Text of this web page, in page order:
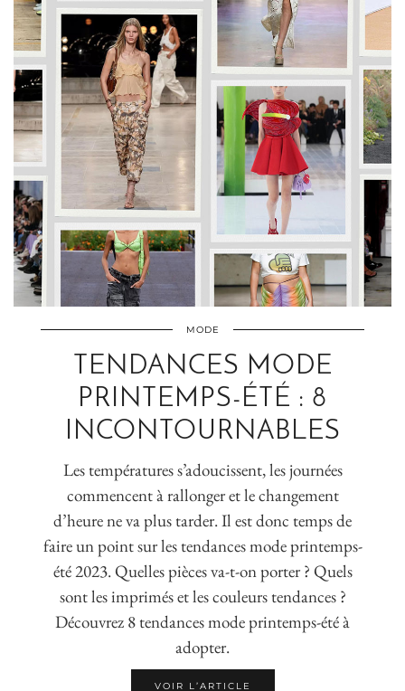
MODE
TENDANCES MODE
PRINTEMPS-ÉTÉ : 8
INCONTOURNABLES
Les températures s’adoucissent, les journées
commencent à rallonger et le changement
d’heure ne va plus tarder. Il est donc temps de
faire un point sur les tendances mode printemps-
été 2023. Quelles pièces va-t-on porter ? Quels
sont les imprimés et les couleurs tendances ?
Découvrez 8 tendances mode printemps-été à
adopter.
VOIR L’ARTICLE